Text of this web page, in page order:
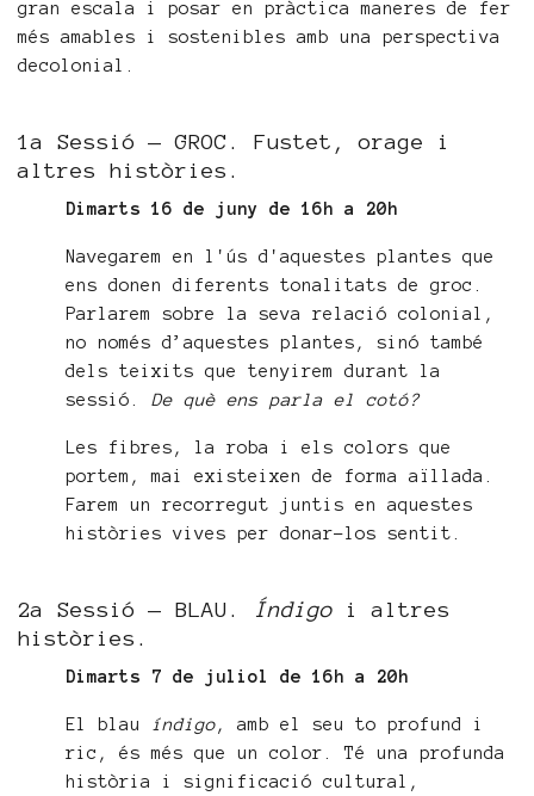
gran escala i posar en pràctica maneres de fer
més amables i sostenibles amb una perspectiva
decolonial.
1a Sessió — GROC. Fustet, orage i
altres històries.
Dimarts 16 de juny de 16h a 20h
Navegarem en l'ús d'aquestes plantes que
ens donen diferents tonalitats de groc.
Parlarem sobre la seva relació colonial,
no només d’aquestes plantes, sinó també
dels teixits que tenyirem durant la
sessió. De què ens parla el cotó?
Les fibres, la roba i els colors que
portem, mai existeixen de forma aïllada.
Farem un recorregut juntis en aquestes
històries vives per donar-los sentit.
2a Sessió — BLAU. Índigo i altres
històries.
Dimarts 7 de juliol de 16h a 20h
El blau índigo, amb el seu to profund i
ric, és més que un color. Té una profunda
història i significació cultural,